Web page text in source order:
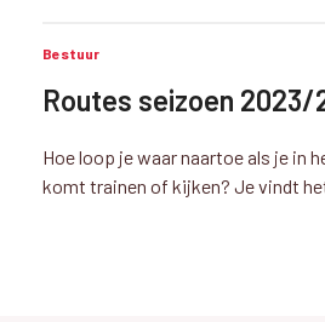
Bestuur
Routes seizoen 2023/
Hoe loop je waar naartoe als je in
komt trainen of kijken? Je vindt